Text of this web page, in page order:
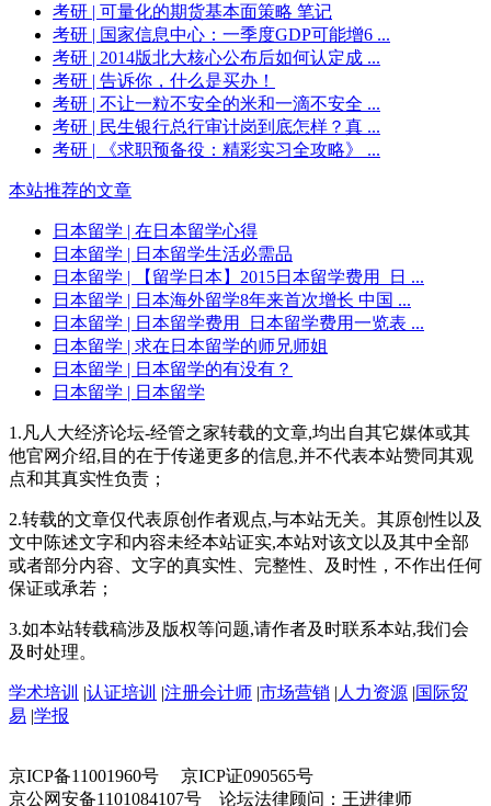
考研 | 可量化的期货基本面策略 笔记
考研 | 国家信息中心：一季度GDP可能增6 ...
考研 | 2014版北大核心公布后如何认定成 ...
考研 | 告诉你，什么是买办！
考研 | 不让一粒不安全的米和一滴不安全 ...
考研 | 民生银行总行审计岗到底怎样？真 ...
考研 | 《求职预备役：精彩实习全攻略》 ...
本站推荐的文章
日本留学 | 在日本留学心得
日本留学 | 日本留学生活必需品
日本留学 | 【留学日本】2015日本留学费用_日 ...
日本留学 | 日本海外留学8年来首次增长 中国 ...
日本留学 | 日本留学费用_日本留学费用一览表 ...
日本留学 | 求在日本留学的师兄师姐
日本留学 | 日本留学的有没有？
日本留学 | 日本留学
1.凡人大经济论坛-经管之家转载的文章,均出自其它媒体或其
他官网介绍,目的在于传递更多的信息,并不代表本站赞同其观
点和其真实性负责；
2.转载的文章仅代表原创作者观点,与本站无关。其原创性以及
文中陈述文字和内容未经本站证实,本站对该文以及其中全部
或者部分内容、文字的真实性、完整性、及时性，不作出任何
保证或承若；
3.如本站转载稿涉及版权等问题,请作者及时联系本站,我们会
及时处理。
学术培训 |认证培训 |注册会计师 |市场营销 | 人力资源 |国际贸
易 |学报
京ICP备11001960号 京ICP证090565号
京公网安备1101084107号 论坛法律顾问：王进律师